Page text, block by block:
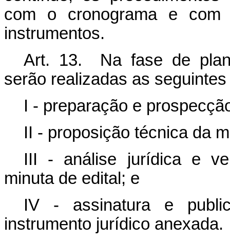
com o cronograma e com
instrumentos.
Art. 13. Na fase de
serão realizadas as
I - preparação e
II - proposição técnica da
III - análise jurídica e
minuta de edital; e
IV - assinatura e
instrumento jurídico anexada.